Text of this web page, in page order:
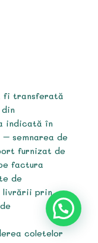
fi transferată
indicată în
semnarea de
furnizat de
factura
de
livrării prin
coletelor